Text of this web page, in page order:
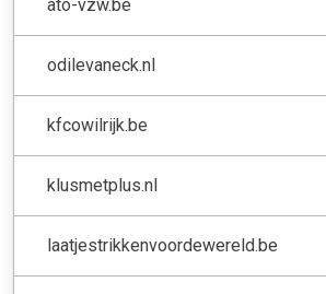
ato-vzw.be
odilevaneck.nl
kfcowilrijk.be
klusmetplus.nl
laatjestrikkenvoordewereld.be